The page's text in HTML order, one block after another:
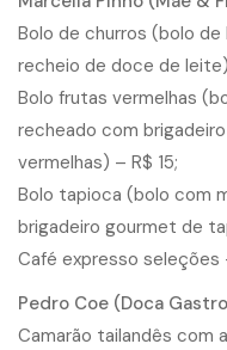
Bolo de churros (bolo de
recheio de doce de
Bolo frutas vermelhas
recheado com
vermelhas) – R$ 15;
Bolo tapioca (bolo com
brigadeiro gourmet de
Café expresso seleções
Pedro Coe (Doca
Camarão tailandês com